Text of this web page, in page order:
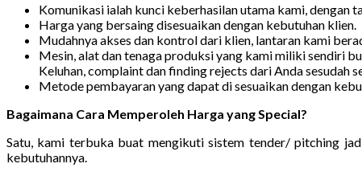
Komunikasi ialah kunci keberhasilan utama kami, dengan
Harga yang bersaing disesuaikan dengan kebutuhan klien.
Mudahnya akses dan kontrol dari klien, lantaran kami
Mesin, alat dan tenaga produksi yang kami miliki sendiri
Keluhan, complaint dan finding rejects dari Anda sesudah
Metode pembayaran yang dapat di sesuaikan dengan
Bagaimana Cara Memperoleh Harga yang Special?
Satu, kami terbuka buat mengikuti sistem tender/ pitching
kebutuhannya.